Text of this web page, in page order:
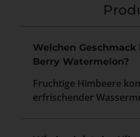
Welchen Geschmack
Berry Watermelon?
Fruchtige Himbeere
erfrischender